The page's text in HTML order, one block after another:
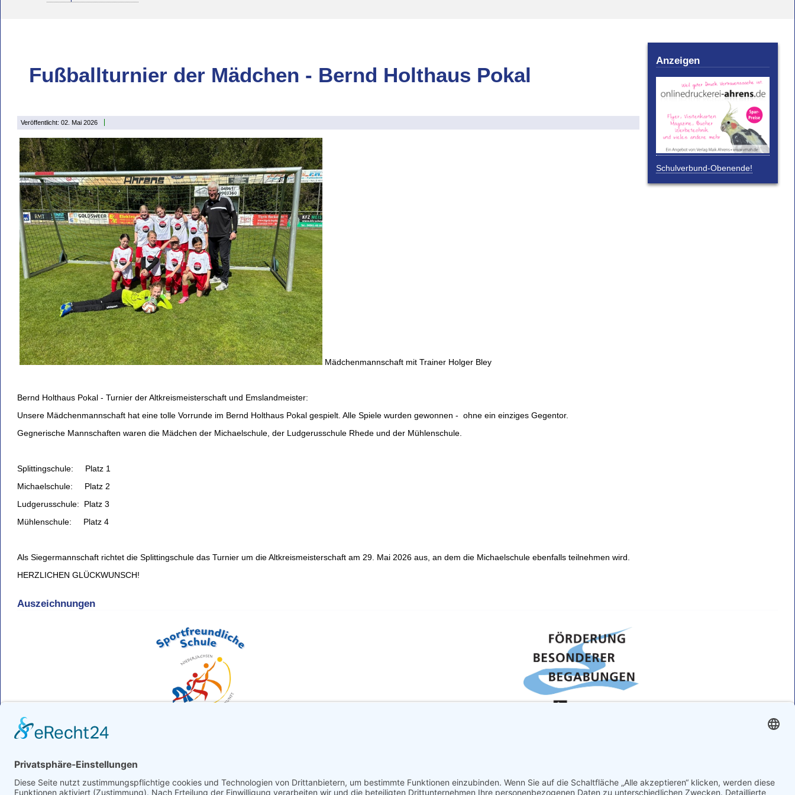
Fußballturnier der Mädchen - Bernd Holthaus Pokal
Veröffentlicht: 02. Mai 2026
Mädchenmannschaft mit Trainer Holger Bley
Bernd Holthaus Pokal - Turnier der Altkreismeisterschaft und Emslandmeister:
Unsere Mädchenmannschaft hat eine tolle Vorrunde im Bernd Holthaus Pokal gespielt. Alle Spiele wurden gewonnen - ohne ein einziges Gegentor.
Gegnerische Mannschaften waren die Mädchen der Michaelschule, der Ludgerusschule Rhede und der Mühlenschule.
Splittingschule: Platz 1
Michaelschule: Platz 2
Ludgerusschule: Platz 3
Mühlenschule: Platz 4
Als Siegermannschaft richtet die Splittingschule das Turnier um die Altkreismeisterschaft am 29. Mai 2026 aus, an dem die Michaelschule ebenfalls teilnehmen wird.
HERZLICHEN GLÜCKWUNSCH!
Anzeigen
Schulverbund-Obenende!
Auszeichnungen